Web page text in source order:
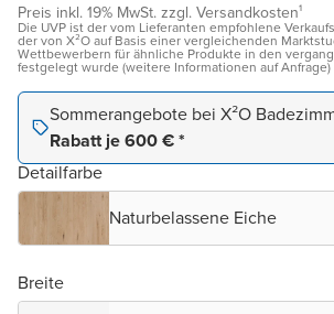
Preis inkl. 19% MwSt. zzgl. Versandkosten¹
Die UVP ist der vom Lieferanten empfohlene
der von X²O auf Basis einer vergleichenden
Wettbewerbern für ähnliche Produkte in den
festgelegt wurde (weitere Informationen auf Anfrage)
Sommerangebote bei X²O
Rabatt je 600 € *
Detailfarbe
Naturbelassene Eiche
Breite